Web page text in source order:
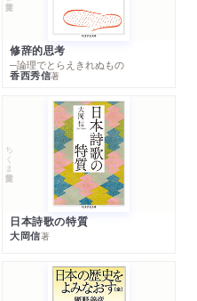
修辞的思考
─論理でとらえきれぬもの
香西秀信著
ちくま学芸文庫
日本詩歌の特質
大岡信著